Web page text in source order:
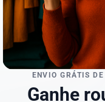
ENVIO GRÁTIS
Ganhe